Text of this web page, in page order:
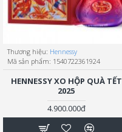
Thương hiệu: Hennessy
Mã sản phẩm: 1540722361924
HENNESSY XO HỘP QUÀ TẾT
2025
4.900.000đ